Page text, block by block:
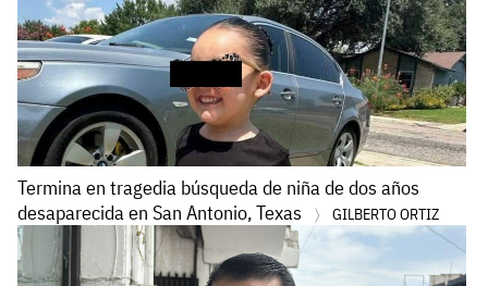
Termina en tragedia búsqueda de niña de dos años
desaparecida en San Antonio, Texas
GILBERTO ORTIZ